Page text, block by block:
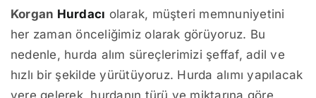
Korgan Hurdacı olarak, müşteri memnuniyetini
her zaman önceliğimiz olarak görüyoruz. Bu
nedenle, hurda alım süreçlerimizi şeffaf, adil ve
hızlı bir şekilde yürütüyoruz. Hurda alımı yapılacak